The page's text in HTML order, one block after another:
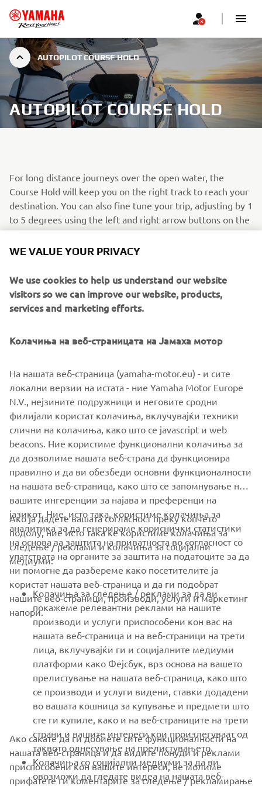
AUTOPILOT COURSE HOLD
AUTOPILOT COURSE HOLD
For long distance journeys over the open water, the
Course Hold will keep you on the right track to reach your
destination. You can also fine tune your trip, adjusting by 1
to 5 degrees using the left and right arrow buttons on the
switch case.
Heading hold:
working in reverse.
Pattern steer:
spiral or zigzag, is perfect for those looking to relax
on the open water.
combining the Course Hold with a Helm Master EX
Joystick. Specifically you can be in control of the fine
adjustments of speed, course and heading without the
using the steering wheel or throttle levers.
1/ 5
NEXT
CORPORATE
FOR BUSINESS
MORE YAMAHA
SUPPORT
NEWSLETTER
Be the first one to learn about latest deals, special events, new
releases and much more
WE VALUE YOUR PRIVACY
We use cookies to help us understand our website
visitors so we can improve our website, products,
services and marketing efforts.
Колачиња на веб-страницата на Јамаха мотор
На нашата веб-страница (yamaha-motor.eu) - и сите
локални верзии на истата - ние Yamaha Motor Europe
N.V., нејзините подружници и неговите сродни
филијали користат колачиња, вклучувајќи техники
слични на колачиња, како што се javascript и web
beacons. Ние користиме функционални колачиња за
да дозволиме нашата веб-страна да функционира
правилно и да ви обезбеди основни функционалности
на нашата веб-страница, како што се запомнување на
вашите ингеренции за најава и преференци на
јазикот. Ние, исто така, користиме колачиња за
аналитика за да генерираме кориснички статистики
на основа за заштита на приватноста во согласност со
упатствата на органите за заштита на податоците за да
ни помогне да разбереме како посетителите ја
користат нашата веб-страница и да ги подобрат
нашите веб-страници, производи, услуги и маркетинг
напори.
Ако ја дадете вашата согласност преку копчето
подолу, ние исто така ќе користиме колачиња за
следење / реклами и колачиња за социјални
медиуми:
Колачиња за следење / реклами за да ви
покажеме релевантни реклами на нашите
производи и услуги приспособени кон вас на
нашата веб-страница и на веб-страници на трети
лица, вклучувајќи ги и социјалните медиуми
платформи како Фејсбук, врз основа на вашето
прелистување на нашата веб-страница, како што
се производи и услуги видени, ставки додадени
во вашата кошница за купување и предмети што
сте ги купиле, како и на веб-страниците на трети
страни и вашите интереси кои произлегуваат од
таквото однесување на прелистувањето.
Колачиња со социјални медиуми за да ви
овозможи да гледате видеа на нашата веб-
Ако сакате да ги добиете сите функционалности на
нашата веб-страница и да видите понуди и реклами
приспособени кон вашите интереси, ве молиме
прифатете ги коментарите за следење / рекламирање